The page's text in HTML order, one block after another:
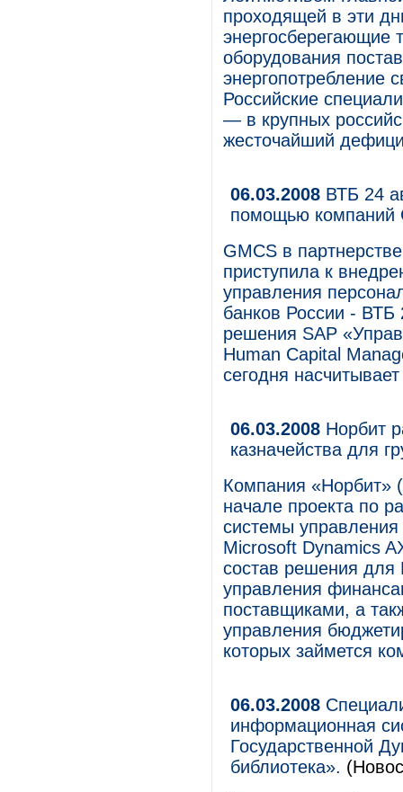
проходящей в эти
энергосберегающие
оборудования
энергопотребление
Российские
— в крупных
жесточайший
06.03.2008 ВТБ 24
помощью компаний
GMCS в
приступила к
управления
банков России - ВТБ
решения SAP
Human Capital
сегодня
06.03.2008 Норбит
казначейства для
Компания «Норбит»
начале проекта по
системы управления
Microsoft Dynamics
состав решения для
управления
поставщиками, а
управления
которых займется
06.03.2008
информационная
Государственной
библиотека».